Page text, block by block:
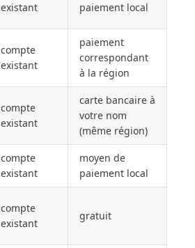
existant
paiement local
compte
existant
paiement
correspondant
à la région
compte
existant
carte bancaire à
votre nom
(même région)
compte
existant
moyen de
paiement local
compte
existant
gratuit